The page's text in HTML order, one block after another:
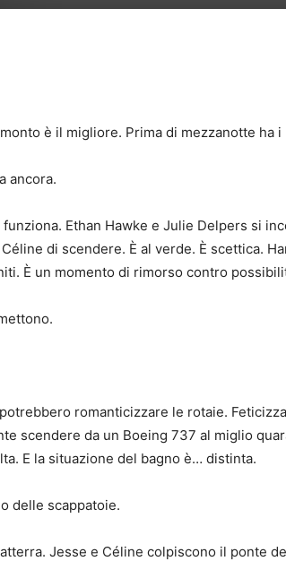
è il migliore. Prima di mezzanotte ha i
ancora.
funziona. Ethan Hawke e Julie Delpers si
di scendere. È al verde. È scettica.
È un momento di rimorso contro
romanticizzare le rotaie.
scendere da un Boeing 737 al miglio
E la situazione del bagno è… distinta.
delle scappatoie.
Jesse e Céline colpiscono il ponte